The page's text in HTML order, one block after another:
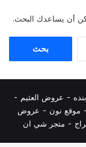
أن يساعدك البحث.
- عروض العثيم -
- موقع نون - عروض
- متجر شي ان